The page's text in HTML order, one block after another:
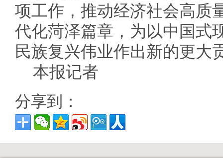
项工作，推动经济社会高质
代化菏泽篇章，为以中国式
民族复兴伟业作出新的更大
本报记者
分享到：